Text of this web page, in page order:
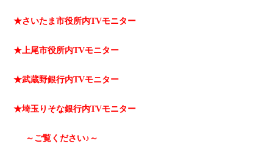
★さいたま市役所内TVモニター
★上尾市役所内TVモニター
★武蔵野銀行内TVモニター
★埼玉りそな銀行内TVモニター
～ご覧ください♪～